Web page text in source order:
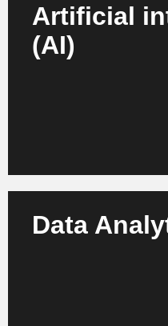
Artificial
(AI)
Wir entwickeln
Einsatz von KI in
Steuerung von
Data
Wir verwandeln interne